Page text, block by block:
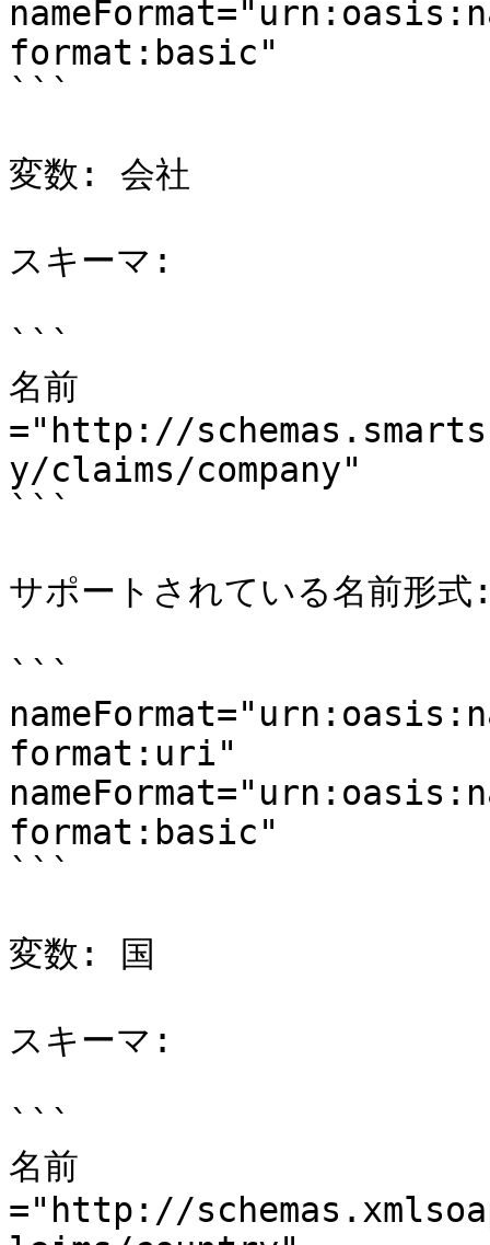
format:basic"
```
変数: 会社
スキーマ:
```
名前
="http://
y/claims/company"
```
サポートされている名前形
```
format:uri"
format:basic"
```
変数: 国
スキーマ:
```
名前
="http://